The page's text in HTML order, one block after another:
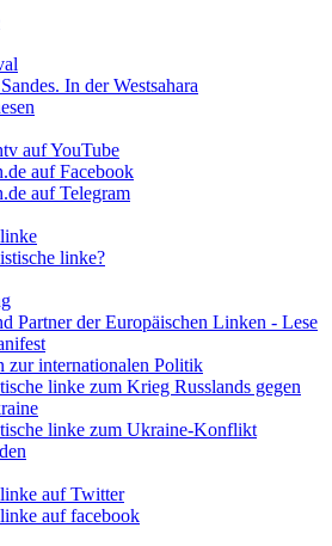
In der Westsahara
auf YouTube
auf Facebook
auf Telegram
linke?
Partner der Europäischen Linken - Lese
zur internationalen Politik
linke zum Krieg Russlands gegen
linke zum Ukraine-Konflikt
auf Twitter
auf facebook